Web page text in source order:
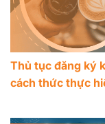
Thủ tục đăng ký
cách thức thực